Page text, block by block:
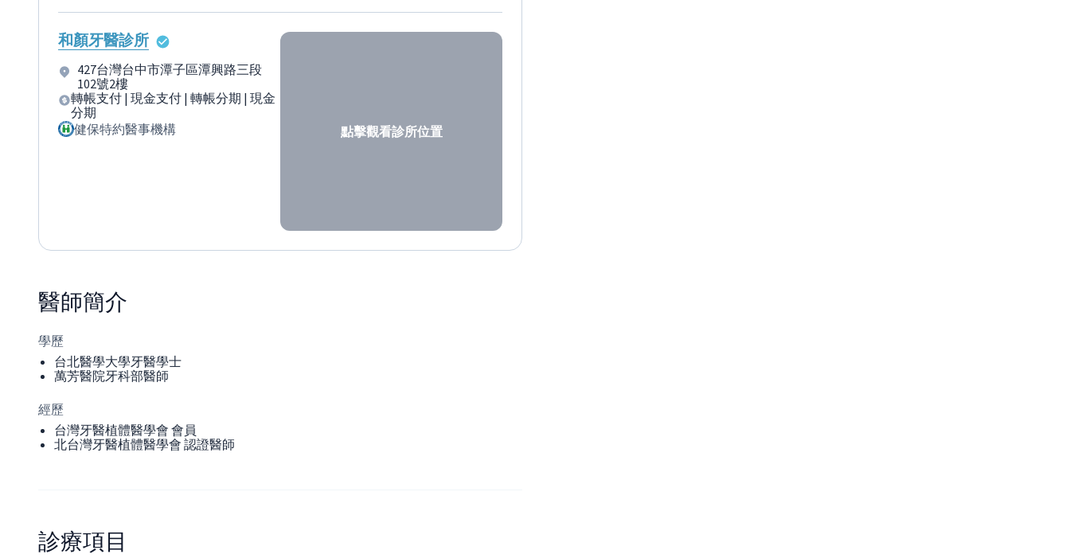
和顏牙醫診所
427台灣台中市潭子區潭興路三段
102號2樓
轉帳支付 | 現金支付 | 轉帳分期 | 現金
分期
健保特約醫事機構
點擊觀看診所位置
醫師簡介
學歷
台北醫學大學牙醫學士
萬芳醫院牙科部醫師
經歷
台灣牙醫植體醫學會 會員
北台灣牙醫植體醫學會 認證醫師
診療項目